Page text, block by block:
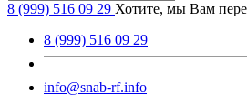
8 (999) 516 09 29 Хотите, мы Вам
8 (999) 516 09 29
info@snab-rf.info